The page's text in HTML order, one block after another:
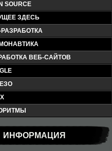
SOURCE
ЗДЕСЬ
РАЗРАБОТКА
ВЕБ-САЙТОВ
ИНФОРМАЦИЯ